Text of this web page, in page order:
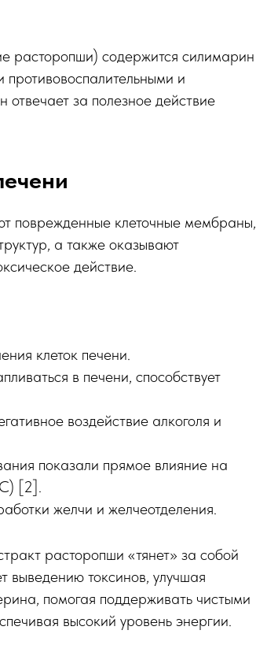
расторопши) содержится силимарин
и
за полезное действие
поврежденные клеточные мембраны,
а также оказывают
действие.
клеток печени.
в печени, способствует
воздействие алкоголя и
показали прямое влияние на
С) [2].
желчи и желчеотделения.
расторопши «тянет» за собой
выведению токсинов, улучшая
помогая поддерживать чистыми
высокий уровень энергии.